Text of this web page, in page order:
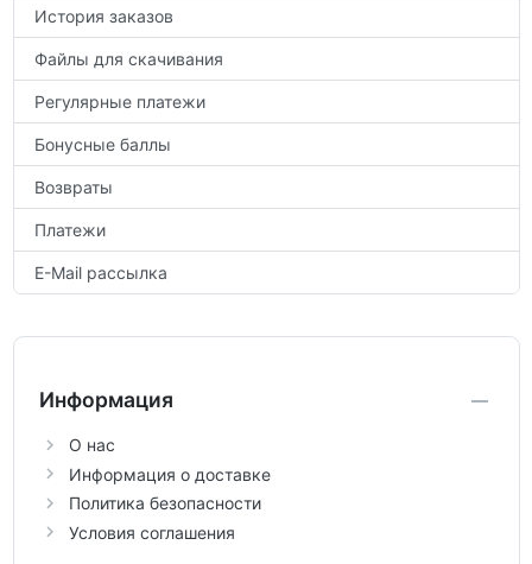
История заказов
Файлы для скачивания
Регулярные платежи
Бонусные баллы
Возвраты
Платежи
E-Mail рассылка
Информация
О нас
Информация о доставке
Политика безопасности
Условия соглашения